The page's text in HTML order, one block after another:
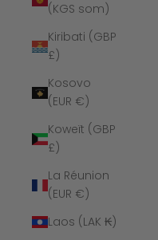
(KGS som)
Kiribati (GBP
£)
Kosovo
(EUR €)
Koweït (GBP
£)
La Réunion
(EUR €)
Laos (LAK ₭)